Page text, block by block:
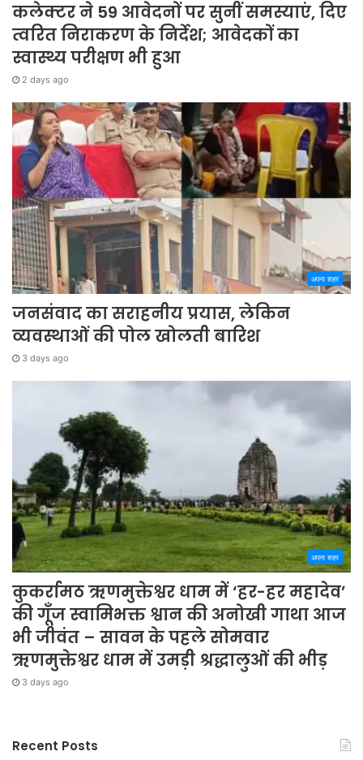
कलेक्टर ने 59 आवेदनों पर सुनीं समस्याएं, दिए
त्वरित निराकरण के निर्देश; आवेदकों का
स्वास्थ्य परीक्षण भी हुआ
2 days ago
अपना शहर
जनसंवाद का सराहनीय प्रयास, लेकिन
व्यवस्थाओं की पोल खोलती बारिश
3 days ago
अपना शहर
कुकर्रामठ ऋणमुक्तेश्वर धाम में ‘हर-हर महादेव’
की गूँज स्वामिभक्त श्वान की अनोखी गाथा आज
भी जीवंत – सावन के पहले सोमवार
ऋणमुक्तेश्वर धाम में उमड़ी श्रद्धालुओं की भीड़
3 days ago
Recent Posts